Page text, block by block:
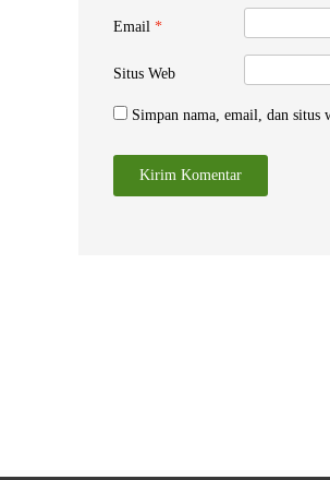
Email *
Situs Web
Simpan nama, email, dan situs